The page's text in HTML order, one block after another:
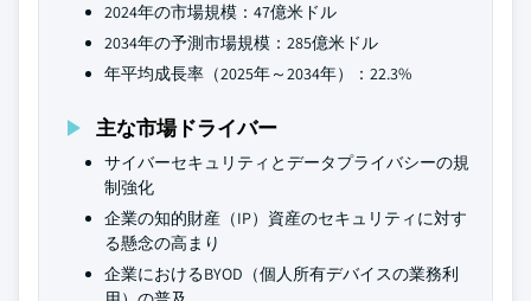
2024年の市場規模：47億米ドル
2034年の予測市場規模：285億米ドル
年平均成長率（2025年～2034年）：22.3%
主な市場ドライバー
サイバーセキュリティとデータプライバシーの規
制強化
企業の知的財産（IP）資産のセキュリティに対す
る懸念の高まり
企業におけるBYOD（個人所有デバイスの業務利